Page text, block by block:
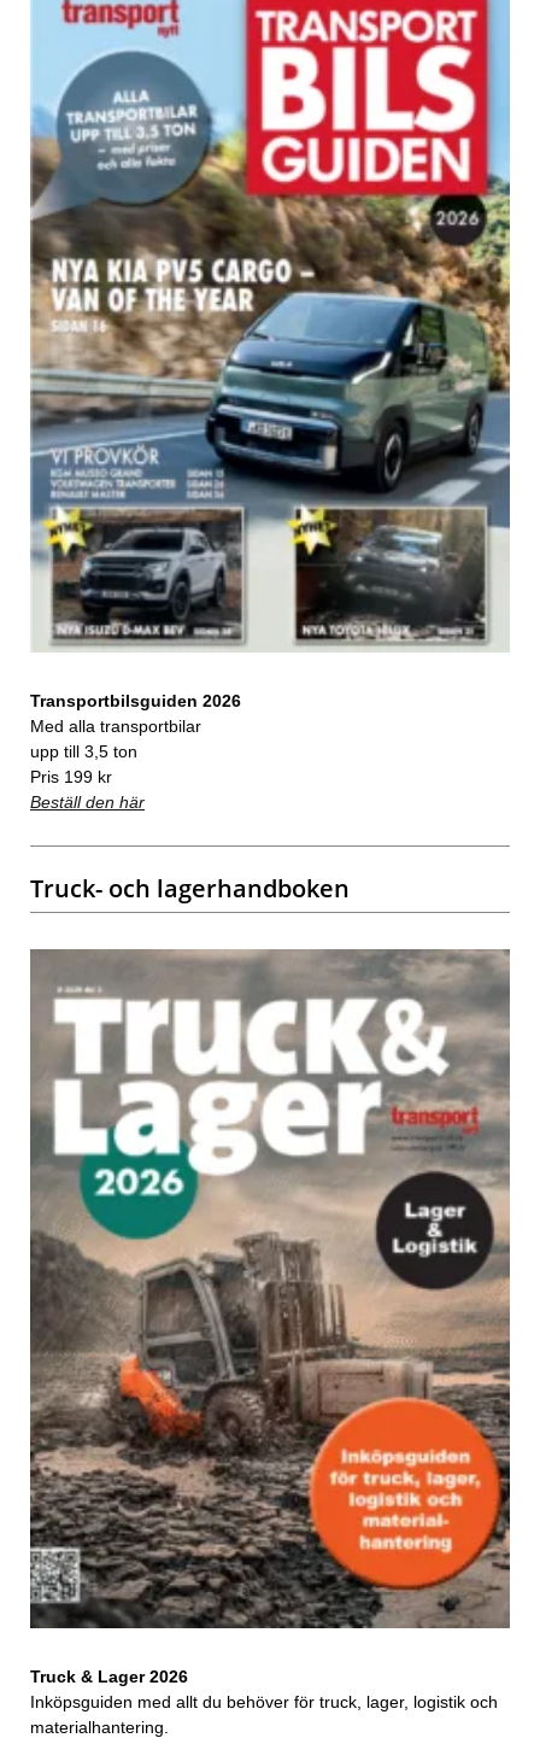
Transportbilsguiden 2026
Med alla transportbilar
upp till 3,5 ton
Pris 199 kr
Beställ den här
Truck- och lagerhandboken
Truck & Lager 2026
Inköpsguiden med allt du behöver för truck, lager, logistik och
materialhantering.